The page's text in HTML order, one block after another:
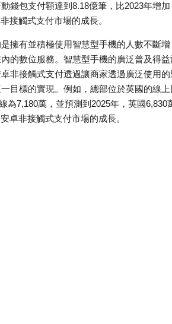
錢包支付額達到8.18億筆，比2023年增加
接觸式支付市場的成長。
擁有並積極使用智慧型手機的人數不斷增
的數位服務。智慧型手機的廣泛普及得益
非接觸式支付透過讓商家透過廣泛使用的
目標的實現。例如，總部位於英國的線上
為7,180萬，並預測到2025年，英國6,830
卓非接觸式支付市場的成長。